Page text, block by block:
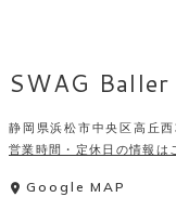
SWAG Baller
静岡県浜松市中央区高丘
営業時間・定休日の情報は
Google MAP